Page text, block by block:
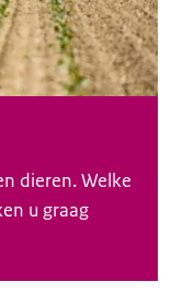
dieren. Welke
u graag